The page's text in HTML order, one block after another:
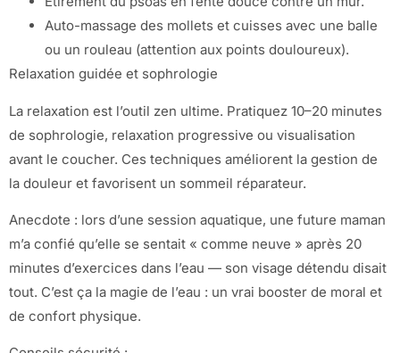
Auto-massage des mollets et cuisses avec une balle
ou un rouleau (attention aux points douloureux).
Relaxation guidée et sophrologie
La relaxation est l’outil zen ultime. Pratiquez 10–20 minutes
de sophrologie, relaxation progressive ou visualisation
avant le coucher. Ces techniques améliorent la gestion de
la douleur et favorisent un sommeil réparateur.
Anecdote : lors d’une session aquatique, une future maman
m’a confié qu’elle se sentait « comme neuve » après 20
minutes d’exercices dans l’eau — son visage détendu disait
tout. C’est ça la magie de l’eau : un vrai booster de moral et
de confort physique.